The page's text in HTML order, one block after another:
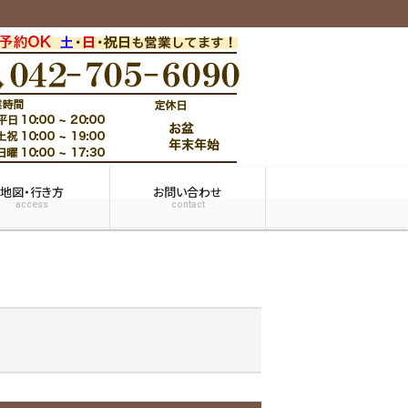
地図・行き方
access
お問い合わせ
contact